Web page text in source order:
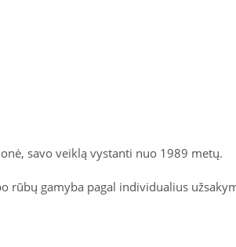
savo veiklą vystanti nuo 1989 metų.
rūbų gamyba pagal individualius